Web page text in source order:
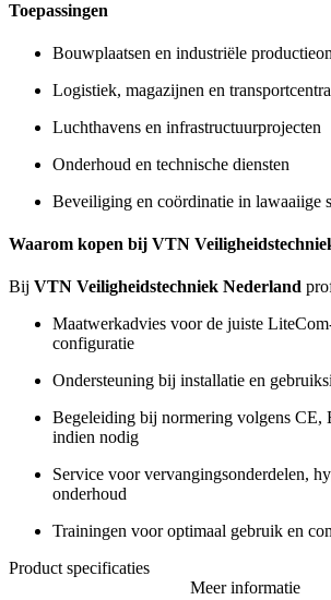
Toepassingen
Bouwplaatsen en industriële
Logistiek, magazijnen en transportcentra
Luchthavens en infrastructuurprojecten
Onderhoud en technische diensten
Beveiliging en coördinatie in lawaaiige
Waarom kopen bij VTN
Bij VTN Veiligheidstechniek Nederland
Maatwerkadvies voor de juiste
configuratie
Ondersteuning bij installatie en
Begeleiding bij normering volgens CE,
indien nodig
Service voor vervangingsonderdelen,
onderhoud
Trainingen voor optimaal gebruik en
Product specificaties
Meer informatie